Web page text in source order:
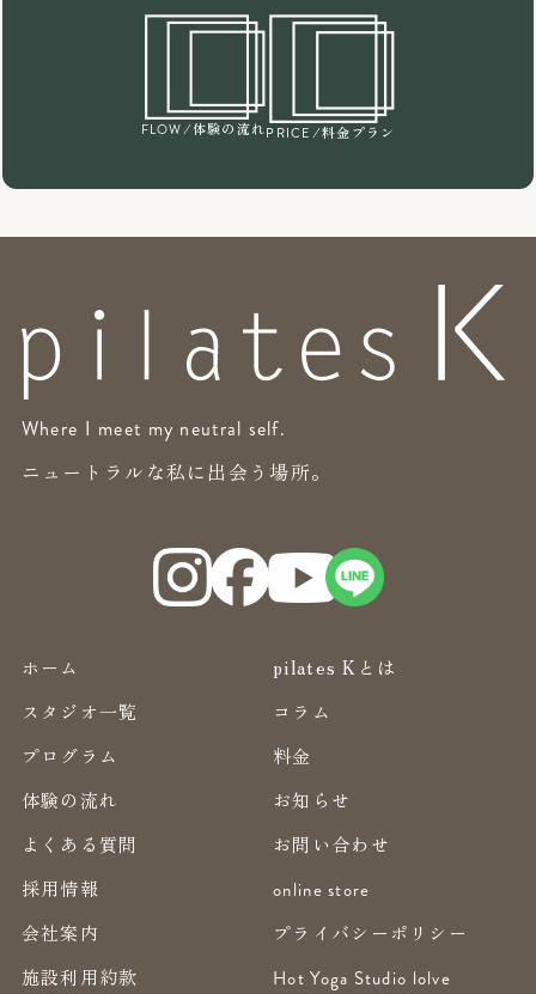
FLOW /体験の流れPRICE /料金プラン
Where I meet my neutral self.
ニュートラルな私に出会う場所。
ホーム
pilates Kとは
スタジオ一覧
コラム
プログラム
料金
体験の流れ
お知らせ
よくある質問
お問い合わせ
採用情報
online store
会社案内
プライバシーポリシー
施設利用約款
Hot Yoga Studio lolve